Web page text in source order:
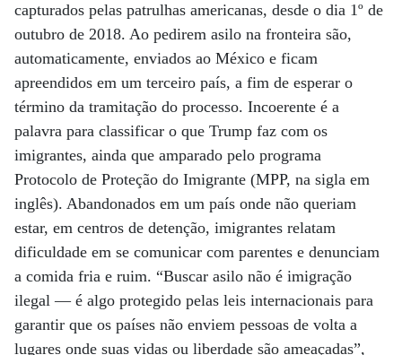
capturados pelas patrulhas americanas, desde o dia 1º de
outubro de 2018. Ao pedirem asilo na fronteira são,
automaticamente, enviados ao México e ficam
apreendidos em um terceiro país, a fim de esperar o
término da tramitação do processo. Incoerente é a
palavra para classificar o que Trump faz com os
imigrantes, ainda que amparado pelo programa
Protocolo de Proteção do Imigrante (MPP, na sigla em
inglês). Abandonados em um país onde não queriam
estar, em centros de detenção, imigrantes relatam
dificuldade em se comunicar com parentes e denunciam
a comida fria e ruim. “Buscar asilo não é imigração
ilegal — é algo protegido pelas leis internacionais para
garantir que os países não enviem pessoas de volta a
lugares onde suas vidas ou liberdade são ameaçadas”,